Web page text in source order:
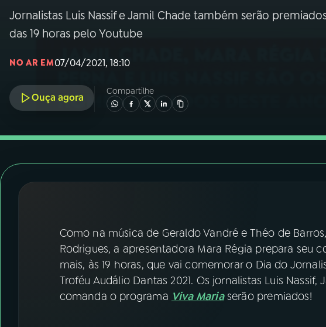
04PROGRAMAS
05 PODCASTS
06VIDEOCASTS
07ÚLTIMAS
YouTube Facebook
Instagram X
Jornalistas Luis Nassif e Jamil Chade também serão
das 19 horas pelo Youtube
NO AR EM07/04/2021, 18:10
Ouça agora
Compartilhe
Como na música de Geraldo Vandré e Théo de
Rodrigues, a apresentadora Mara Régia prepara seu
mais, às 19 horas, que vai comemorar o Dia do
Troféu Audálio Dantas 2021. Os jornalistas Luis
comanda o programa Viva Mariaserão premiados!